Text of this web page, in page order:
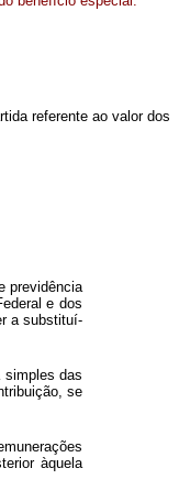
referente ao valor dos
previdência
e dos
a substituí-
simples das
se
àquela